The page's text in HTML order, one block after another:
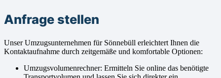
Anfrage stellen
Unser Umzugsunternehmen für Sönnebüll erleichtert Ihnen die
Kontaktaufnahme durch zeitgemäße und komfortable Optionen:
Umzugsvolumenrechner: Ermitteln Sie online das benötigte